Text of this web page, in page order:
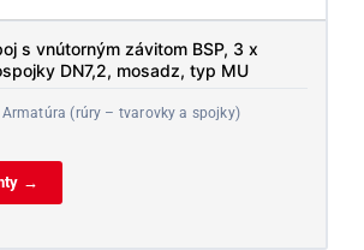
s vnútorným závitom BSP, 3 x
DN7,2, mosadz, typ MU
(rúry – tvarovky a spojky)
→